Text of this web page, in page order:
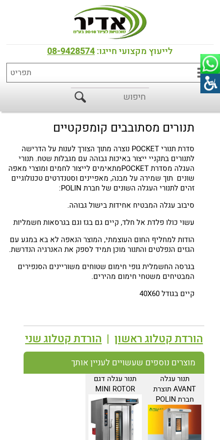
לייעוץ מקצועי חייגו:08-9428574
>כל המוצרים>תנורים>תנורי POLIN
חברת POLIN
תנורים מסתובבים קומפקטיים
סדרת תנורי POCKET נוצרה מתוך הצורך לענות על הדרישה
לתנורים בתקניי ייצור באיכות גבוהה עם מגבלות שטח. תנורי
העגלה מסדרת POCKETמתאימים לייצור לחמים ומוצרי מאפה
שונים תוך שמירה על מבנה, מאפיינים וסטנדרטים טכנולוגיים
זהים לתנורי העגלה השונים של חברת POLIN:
סיבוב עגלה המבטיח אחידות בישול גבוהה.
עשוי כולו פלדת אל חלד, קיים גם בגז וגם בגרסאות חשמליות
הודות למחליף החום העוצמתי, המוצר הנאפה לא בא במגע עם
הגזים הנפלטים והתנור מוכן תמיד לספק את האנרגיה הנדרשת.
בגרסה החשמלית גופי חימום שטוחים משוריינים הסנפירים
המבטיחים משטחי חימום מהירים.
קיים בגודל 40X60
הורדת קטלוג ראשון| הורדת קטלוג שני
מוצרים נוספים שעשויים לעניין אותך
תנור עגלה
AVANT תוצרת
חברת POLIN
תנור עגלה דגם
MINI ROTOR